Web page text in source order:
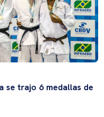
se trajo 6 medallas de